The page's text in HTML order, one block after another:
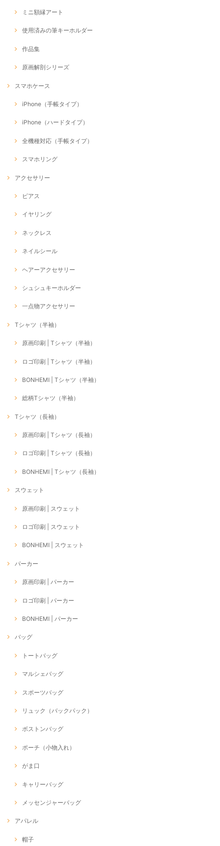
ミニ額縁アート
使用済みの筆キーホルダー
作品集
原画解剖シリーズ
スマホケース
iPhone（手帳タイプ）
iPhone（ハードタイプ）
全機種対応（手帳タイプ）
スマホリング
アクセサリー
ピアス
イヤリング
ネックレス
ネイルシール
ヘアーアクセサリー
シュシュキーホルダー
一点物アクセサリー
Tシャツ（半袖）
原画印刷 | Tシャツ（半袖）
ロゴ印刷 | Tシャツ（半袖）
BONHEMI | Tシャツ（半袖）
総柄Tシャツ（半袖）
Tシャツ（長袖）
原画印刷 | Tシャツ（長袖）
ロゴ印刷 | Tシャツ（長袖）
BONHEMI | Tシャツ（長袖）
スウェット
原画印刷 | スウェット
ロゴ印刷 | スウェット
BONHEMI | スウェット
パーカー
原画印刷 | パーカー
ロゴ印刷 | パーカー
BONHEMI | パーカー
バッグ
トートバッグ
マルシェバッグ
スポーツバッグ
リュック（バックパック）
ボストンバッグ
ポーチ（小物入れ）
がま口
キャリーバッグ
メッセンジャーバッグ
アパレル
帽子